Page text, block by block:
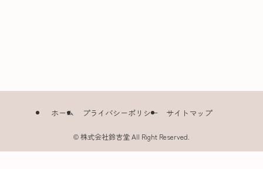
ホーム プライバシーポリシー サイトマップ
©株式会社鈴吉堂 All Right Reserved.